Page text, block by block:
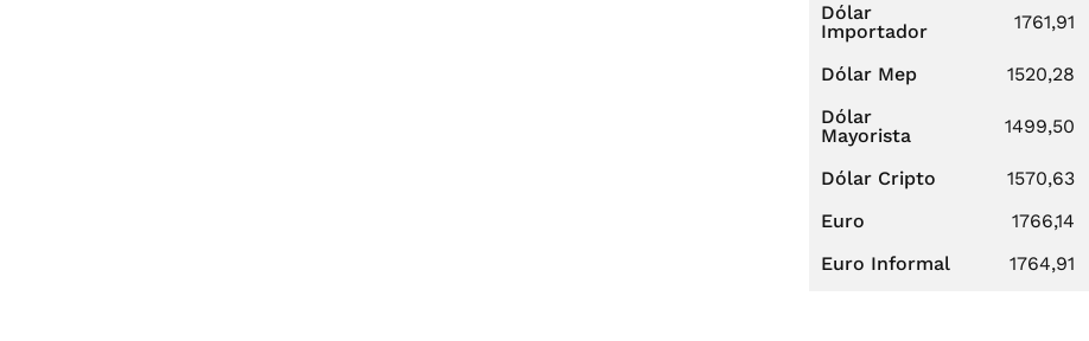
Dólar
Importador
1761,91
Dólar Mep 1520,28
Dólar
Mayorista
1499,50
Dólar Cripto 1570,63
Euro
1766,14
Euro Informal
1764,91